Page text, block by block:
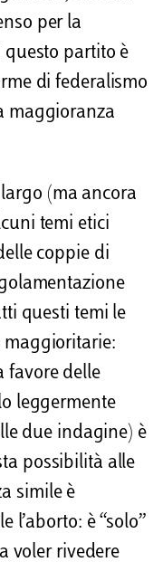
per la
partito è
di federalismo
maggioranza
(ma ancora
temi etici
coppie di
questi temi le
maggioritarie:
favore delle
leggermente
due indagine) è
possibilità alle
simile è
l’aborto: è “solo”
voler rivedere